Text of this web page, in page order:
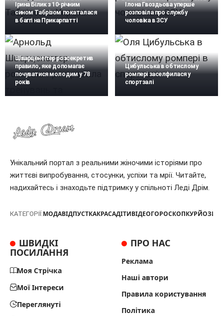
Ірина Білик з 10-річним
сином Табрізом покаталася
в баггі на Прикарпатті
Ілона Гвоздьова уперше
розповіла про службу
чоловіка в ЗСУ
Шварценеггер розсекретив
правило, яке допомагає
почуватися молодим у 78
років
Цибульська в обтислому
ромпері заселфилася у
спортзалі
Унікальний портал з реальними жіночими історіями про
життєві випробування, стосунки, успіхи та мрії. Читайте,
надихайтесь і знаходьте підтримку у спільноті Леді Дрім.
КАТЕГОРІЇ:МОДАВІДПУСТКАКРАСАДІТИВІДЕОГОРОСКОПКУРЙОЗИ
ШВИДКІ
ПОСИЛАННЯ
Моя Стрічка
Мої Інтереси
Переглянуті
ПРО НАС
Реклама
Наші автори
Правила користування
Політика